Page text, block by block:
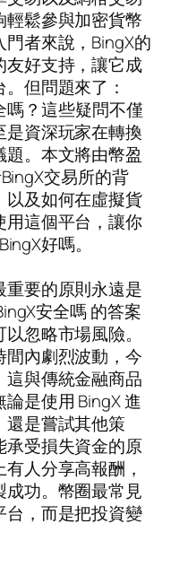
鬆參與加密貨幣
者來說，BingX的
友好支持，讓它成
但問題來了：
嗎？這些疑問不僅
資深玩家在轉換
。本文將由幣盈
交易所的背
及如何在虛擬貨
這個平台，讓你
好嗎。
要的原則永遠是
安全嗎 的答案
忽略市場風險。
內劇烈波動，今
與傳統金融商品
是使用 BingX 進
還是嘗試其他策
受損失資金的原
人分享高報酬，
功。幣圈最常見
台，而是把投資變